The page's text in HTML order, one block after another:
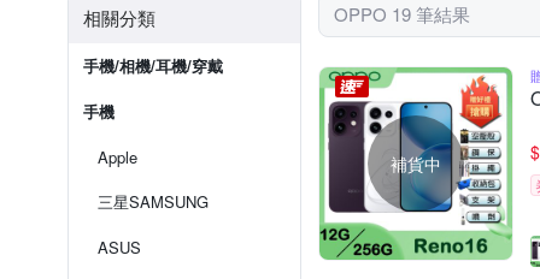
相關分類
手機/相機/耳機/穿戴
手機
Apple
三星SAMSUNG
ASUS
OPPO 19 筆結果
補貨中 $